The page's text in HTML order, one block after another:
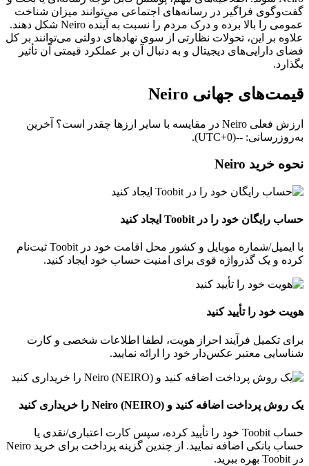
گفت‌وگوی فراگیر در رسانه‌های اجتماعی می‌توانند میزان شناخت
عمومی را بالا برده و درک مردم را نسبت به آینده Neiro شکل دهند.
علاوه بر این، تحولات نظارتی از سوی نهادهای دولتی می‌توانند بر کل
فضای دارایی‌های دیجیتال و به‌ دنبال آن بر عملکرد قیمتی آن تأثیر
بگذارد.
قیمت‌های جهانی Neiro
ارزش فعلی Neiro در مقایسه با سایر ارزها چقدر است؟ آخرین
به‌روزرسانی: --(UTC+0).
نحوه خرید Neiro
حساب رایگان خود را در Toobit ایجاد کنید
با ایمیل/شماره موبایل و کشور محل اقامت خود در Toobit ثبت‌نام
کرده و یک گذرواژه قوی برای امنیت حساب خود ایجاد کنید.
هویت خود را تأیید کنید
برای تکمیل فرآیند احراز هویت، لطفا اطلاعات شخصی و کارت
شناسایی معتبر عکس‌دار خود را ارائه نمایید.
یک روش پرداخت اضافه کنید و Neiro (NEIRO) را خریداری کنید
حساب Toobit خود را تأیید کرده، سپس کارت اعتباری/نقدی یا
حساب بانکی اضافه نمایید. از چندین گزینه پرداخت برای خرید Neiro
در Toobit بهره ببرید.